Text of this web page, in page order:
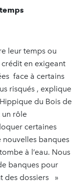
leur temps ou
en exigeant
face à certains
risqués , explique
du Bois de
un rôle
certaines
nouvelles banques
à l’eau. Nous
banques pour
des dossiers »